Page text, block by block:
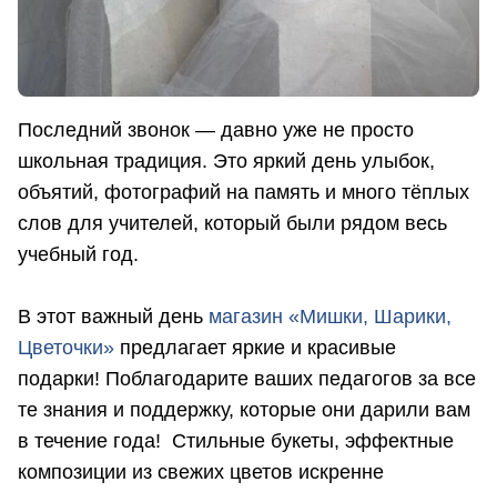
Последний звонок — давно уже не просто
школьная традиция. Это яркий день улыбок,
объятий, фотографий на память и много тёплых
слов для учителей, который были рядом весь
учебный год.
В этот важный день магазин «Мишки, Шарики,
Цветочки» предлагает яркие и красивые
подарки! Поблагодарите ваших педагогов за все
те знания и поддержку, которые они дарили вам
в течение года! Стильные букеты, эффектные
композиции из свежих цветов искренне